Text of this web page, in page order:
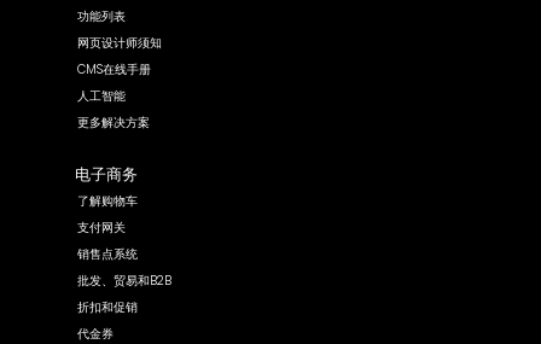
功能列表
网页设计师须知
CMS在线手册
人工智能
更多解决方案
电子商务
了解购物车
支付网关
销售点系统
批发、贸易和B2B
折扣和促销
代金券